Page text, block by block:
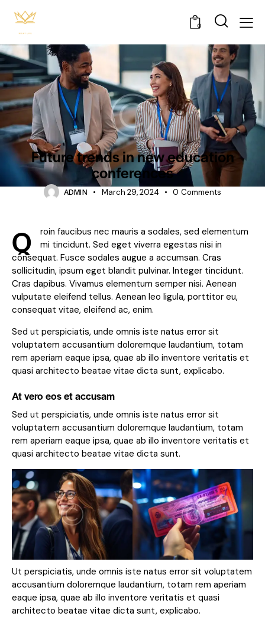
0
CONFERENCE
Future trends in new education
conferences
ADMIN March 29, 2024 0 Comments
Q
roin faucibus nec mauris a sodales, sed elementum
mi tincidunt. Sed eget viverra egestas nisi in
consequat. Fusce sodales augue a accumsan. Cras
sollicitudin, ipsum eget blandit pulvinar. Integer tincidunt.
Cras dapibus. Vivamus elementum semper nisi. Aenean
vulputate eleifend tellus. Aenean leo ligula, porttitor eu,
consequat vitae, eleifend ac, enim.
Sed ut perspiciatis, unde omnis iste natus error sit
voluptatem accusantium doloremque laudantium, totam
rem aperiam eaque ipsa, quae ab illo inventore veritatis et
quasi architecto beatae vitae dicta sunt, explicabo.
At vero eos et accusam
Sed ut perspiciatis, unde omnis iste natus error sit
voluptatem accusantium doloremque laudantium, totam
rem aperiam eaque ipsa, quae ab illo inventore veritatis et
quasi architecto beatae vitae dicta sunt.
Ut perspiciatis, unde omnis iste natus error sit voluptatem
accusantium doloremque laudantium, totam rem aperiam
eaque ipsa, quae ab illo inventore veritatis et quasi
architecto beatae vitae dicta sunt, explicabo.